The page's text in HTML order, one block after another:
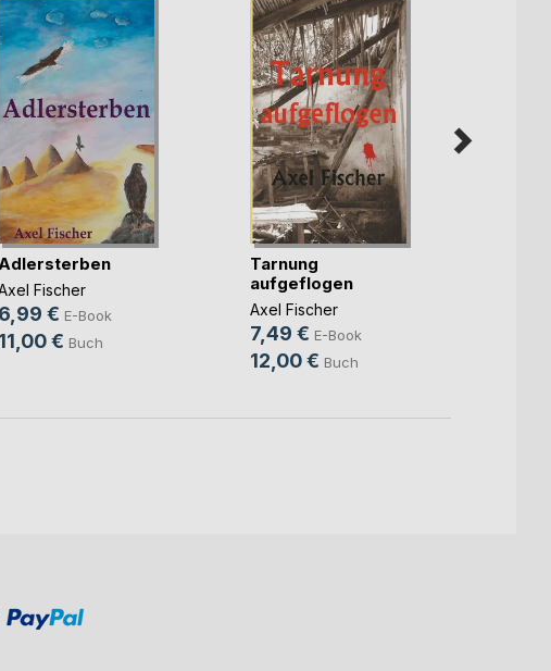
Fischer
6,99 € E-Book
11,00 € Buch
Tarnung
aufgeflogen
Axel Fischer
7,49 € E-Book
12,00 € Buch